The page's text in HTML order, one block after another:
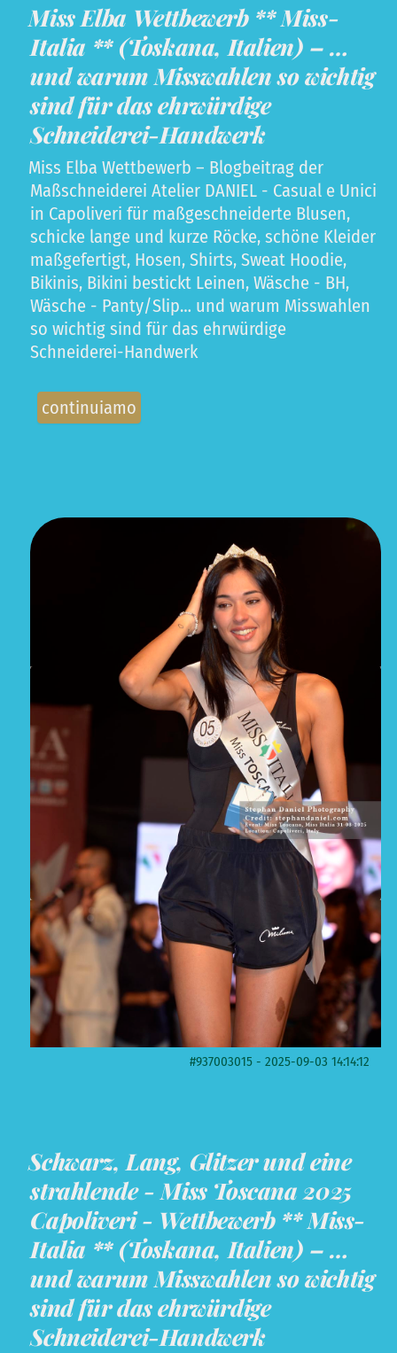
Miss Elba Wettbewerb ** Miss-
Italia ** (Toskana, Italien) – …
und warum Misswahlen so wichtig
sind für das ehrwürdige
Schneiderei-Handwerk
Miss Elba Wettbewerb – Blogbeitrag der
Maßschneiderei Atelier DANIEL - Casual e Unici
in Capoliveri für maßgeschneiderte Blusen,
schicke lange und kurze Röcke, schöne Kleider
maßgefertigt, Hosen, Shirts, Sweat Hoodie,
Bikinis, Bikini bestickt Leinen, Wäsche - BH,
Wäsche - Panty/Slip… und warum Misswahlen
so wichtig sind für das ehrwürdige
Schneiderei-Handwerk
continuiamo
#937003015 - 2025-09-03 14:14:12
Schwarz, Lang, Glitzer und eine
strahlende - Miss Toscana 2025
Capoliveri - Wettbewerb ** Miss-
Italia ** (Toskana, Italien) – …
und warum Misswahlen so wichtig
sind für das ehrwürdige
Schneiderei-Handwerk